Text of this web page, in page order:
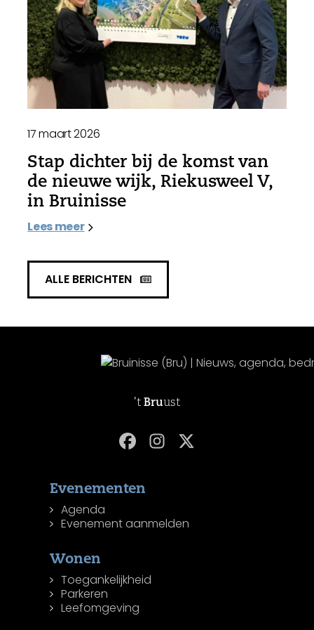
17 maart 2026
Stap dichter bij de komst van
de nieuwe wijk, Riekusweel V,
in Bruinisse
Lees meer
ALLE BERICHTEN
't Bruust
Evenementen
Agenda
Evenement aanmelden
Wonen
Toegankelijkheid
Parkeren
Leefomgeving